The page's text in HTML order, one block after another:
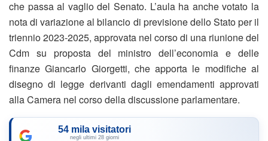
che passa al vaglio del Senato. L’aula ha anche votato la
nota di variazione al bilancio di previsione dello Stato per il
triennio 2023-2025, approvata nel corso di una riunione del
Cdm su proposta del ministro dell’economia e delle
finanze Giancarlo Giorgetti, che apporta le modifiche al
disegno di legge derivanti dagli emendamenti approvati
alla Camera nel corso della discussione parlamentare.
54 mila visitatori
negli ultimi 28 giorni